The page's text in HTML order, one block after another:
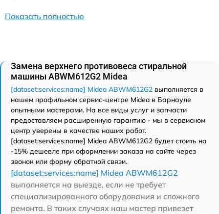
Показать полностью
Замена верхнего противовеса стиральной
машины ABWM612G2 Midea
[dataset:services:name] Midea ABWM612G2 выполняется в
нашем профильном сервис-центре Midea в Барнауле
опытными мастерами. На все виды услуг и запчасти
предоставляем расширенную гарантию - мы в сервисном
центр уверены в качестве наших работ.
[dataset:services:name] Midea ABWM612G2 будет стоить на
-15% дешевле при оформлении заказа на сайте через
звонок или форму обратной связи.
[dataset:services:name] Midea ABWM612G2
выполняется на выезде, если не требует
специализированного оборудования и сложного
ремонта. В таких случаях наш мастер привезет